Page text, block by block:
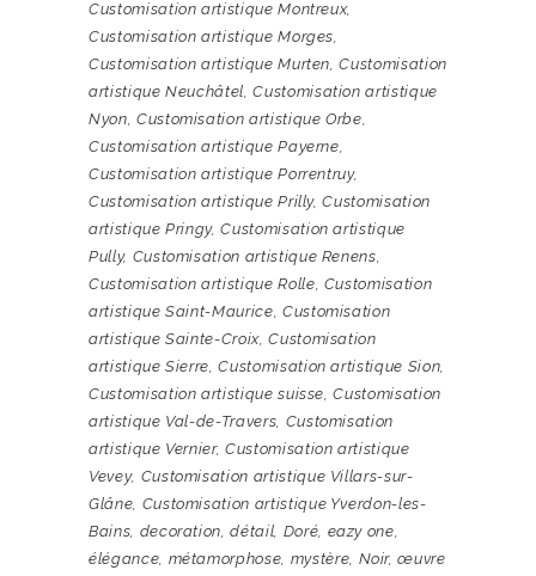
Customisation artistique Montreux,
Customisation artistique Morges,
Customisation artistique Murten,Customisation
artistique Neuchâtel,Customisation artistique
Nyon, Customisation artistique Orbe,
Customisation artistique Payerne,
Customisation artistique Porrentruy,
Customisation artistique Prilly,Customisation
artistique Pringy,Customisation artistique
Pully, Customisation artistique Renens,
Customisation artistique Rolle, Customisation
artistique Saint-Maurice, Customisation
artistique Sainte-Croix,Customisation
artistique Sierre,Customisation artistique Sion,
Customisation artistique suisse,Customisation
artistique Val-de-Travers, Customisation
artistique Vernier,Customisation artistique
Vevey, Customisation artistique Villars-sur-
Glâne, Customisation artistique Yverdon-les-
Bains, decoration,détail, Doré, eazy one,
élégance, métamorphose, mystère, Noir,œuvre